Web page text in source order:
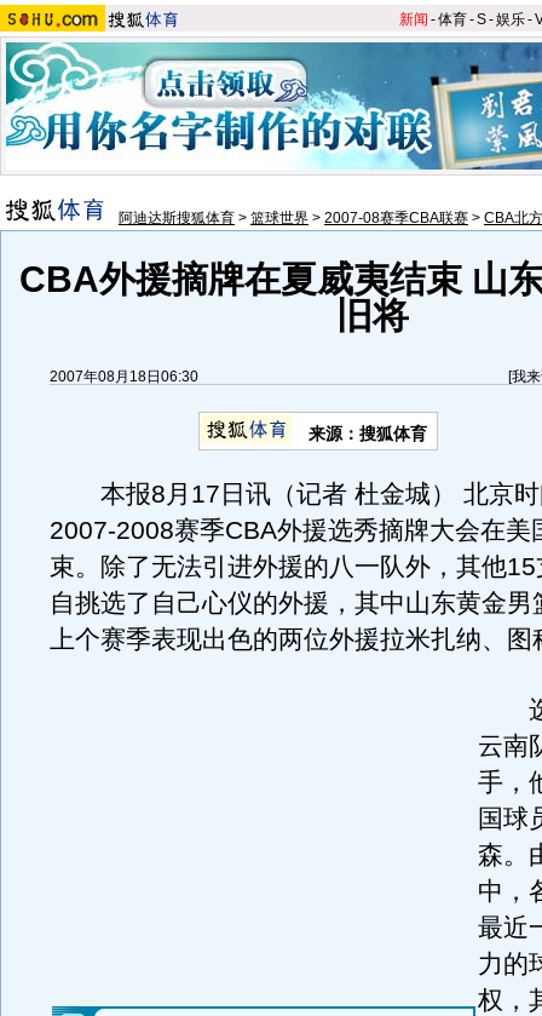
新闻 -体育-S-娱乐-
阿迪达斯搜狐体育 > 篮球世界 > 2007-08赛季CBA联赛 > CBA北
CBA外援摘牌在夏威夷结束 山
旧将
2007年08月18日06:30 [我
来源：搜狐体育
本报8月17日讯（记者 杜金城） 北京时
2007-2008赛季CBA外援选秀摘牌大会在美
束。除了无法引进外援的八一队外，其他
自挑选了自己心仪的外援，其中山东黄金男
上个赛季表现出色的两位外援拉米扎纳、图
选
云南
手，
国球
森。
中，
最近
力的
权，